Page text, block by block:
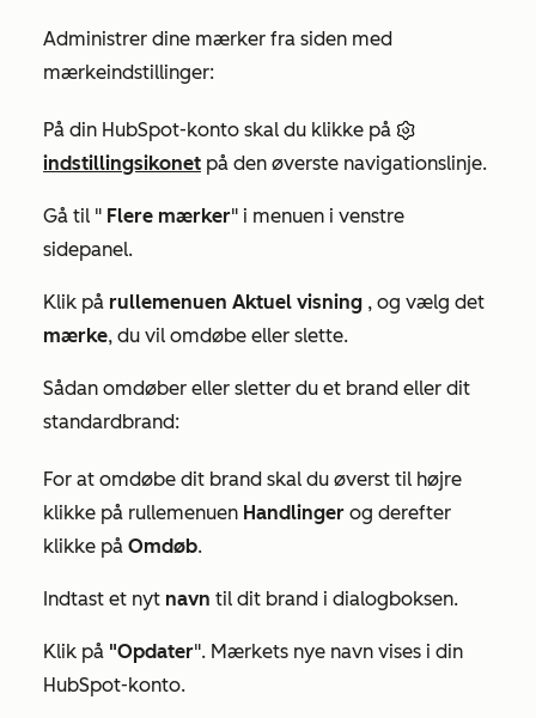
Administrer dine mærker fra siden med
mærkeindstillinger:
På din HubSpot-konto skal du klikke på
indstillingsikonet på den øverste navigationslinje.
Gå til " Flere mærker" i menuen i venstre
sidepanel.
Klik på rullemenuen Aktuel visning , og vælg det
mærke, du vil omdøbe eller slette.
Sådan omdøber eller sletter du et brand eller dit
standardbrand:
For at omdøbe dit brand skal du øverst til højre
klikke på rullemenuen Handlinger og derefter
klikke på Omdøb.
Indtast et nyt navn til dit brand i dialogboksen.
Klik på "Opdater". Mærkets nye navn vises i din
HubSpot-konto.